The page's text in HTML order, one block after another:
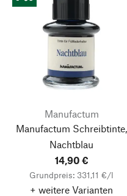
Manufactum
Manufactum Schreibtinte,
Nachtblau
14,90 €
Grundpreis: 331,11 €/l
+ weitere Varianten